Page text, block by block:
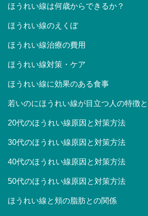
ほうれい線は何歳からできるか？
ほうれい線のえくぼ
ほうれい線治療の費用
ほうれい線対策・ケア
ほうれい線に効果のある食事
若いのにほうれい線が目立つ人の特徴
20代のほうれい線原因と対策方法
30代のほうれい線原因と対策方法
40代のほうれい線原因と対策方法
50代のほうれい線原因と対策方法
ほうれい線と頬の脂肪との関係